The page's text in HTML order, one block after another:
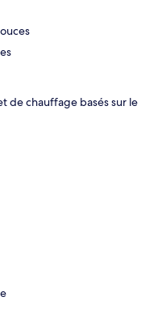
de chauffage basés sur le